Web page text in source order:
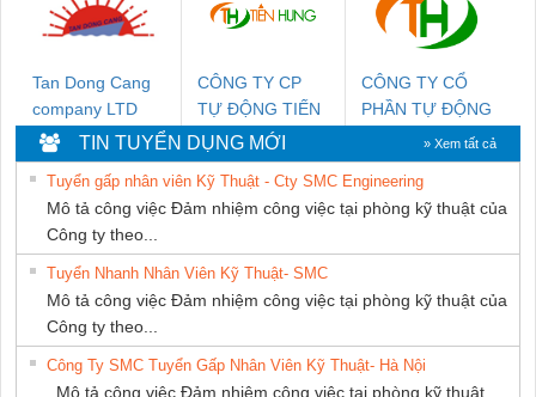
Tan Dong Cang
company LTD
CÔNG TY CP
TỰ ĐỘNG TIẾN
HƯNG
CÔNG TY CỔ
PHẦN TỰ ĐỘNG
TIẾN HƯNG
TIN TUYỂN DỤNG MỚI » Xem tất cả
Tuyển gấp nhân viên Kỹ Thuật - Cty SMC Engineering
Mô tả công việc Đảm nhiệm công việc tại phòng kỹ thuật của
Công ty theo...
Tuyển Nhanh Nhân Viên Kỹ Thuật- SMC
Mô tả công việc Đảm nhiệm công việc tại phòng kỹ thuật của
Công ty theo...
Công Ty SMC Tuyển Gấp Nhân Viên Kỹ Thuật- Hà Nội
Mô tả công việc Đảm nhiệm công việc tại phòng kỹ thuật